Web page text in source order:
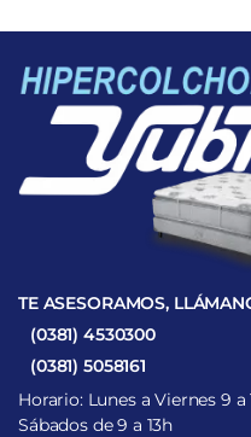
TE ASESORAMOS,
(0381) 4530300
(0381) 5058161
Horario: Lunes a Viernes 9 a
Sábados de 9 a 13h